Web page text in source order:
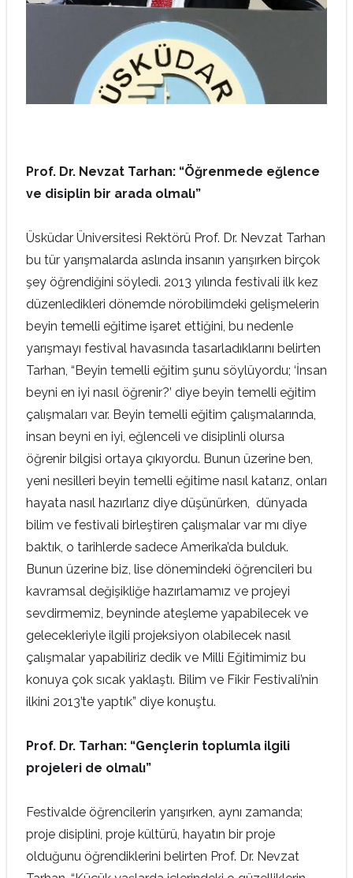
Prof. Dr. Nevzat Tarhan: “Öğrenmede eğlence
ve disiplin bir arada olmalı”
Üsküdar Üniversitesi Rektörü Prof. Dr. Nevzat Tarhan
bu tür yarışmalarda aslında insanın yarışırken birçok
şey öğrendiğini söyledi. 2013 yılında festivali ilk kez
düzenledikleri dönemde nörobilimdeki gelişmelerin
beyin temelli eğitime işaret ettiğini, bu nedenle
yarışmayı festival havasında tasarladıklarını belirten
Tarhan, “Beyin temelli eğitim şunu söylüyordu; ‘İnsan
beyni en iyi nasıl öğrenir?’ diye beyin temelli eğitim
çalışmaları var. Beyin temelli eğitim çalışmalarında,
insan beyni en iyi, eğlenceli ve disiplinli olursa
öğrenir bilgisi ortaya çıkıyordu. Bunun üzerine ben,
yeni nesilleri beyin temelli eğitime nasıl katarız, onları
hayata nasıl hazırlarız diye düşünürken, dünyada
bilim ve festivali birleştiren çalışmalar var mı diye
baktık, o tarihlerde sadece Amerika’da bulduk.
Bunun üzerine biz, lise dönemindeki öğrencileri bu
kavramsal değişikliğe hazırlamamız ve projeyi
sevdirmemiz, beyninde ateşleme yapabilecek ve
gelecekleriyle ilgili projeksiyon olabilecek nasıl
çalışmalar yapabiliriz dedik ve Milli Eğitimimiz bu
konuya çok sıcak yaklaştı. Bilim ve Fikir Festivali’nin
ilkini 2013’te yaptık” diye konuştu.
Prof. Dr. Tarhan: “Gençlerin toplumla ilgili
projeleri de olmalı”
Festivalde öğrencilerin yarışırken, aynı zamanda;
proje disiplini, proje kültürü, hayatın bir proje
olduğunu öğrendiklerini belirten Prof. Dr. Nevzat